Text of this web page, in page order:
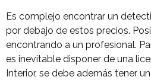
Es complejo encontrar un
por debajo de estos precios.
encontrando a un profesional.
es inevitable disponer de una
Interior, se debe además tener